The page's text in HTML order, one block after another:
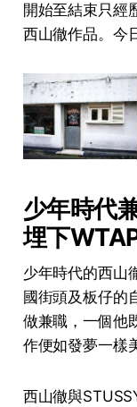
開始至結束只經
西山徹作品。今
少年時代
埋下
少年時代的西山
國街頭及板仔的
做兼職，一個他
作便如發夢一樣
西山徹與